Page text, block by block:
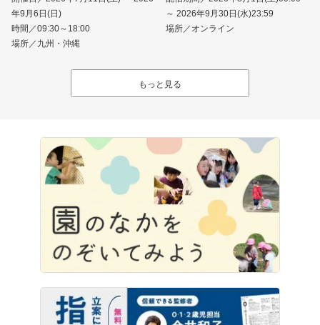
年9月6日(日)
時間／09:30～18:00
場所／九州・沖縄
～ 2026年9月30日(水)23:59
場所／オンライン
もっと見る